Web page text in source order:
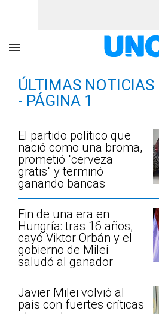
ÚLTIMAS NOTICIAS
- PÁGINA 1
El partido político que
nació como una broma,
prometió "cerveza
gratis" y terminó
ganando bancas
Fin de una era en
Hungría: tras 16 años,
cayó Viktor Orbán y el
gobierno de Milei
saludó al ganador
Javier Milei volvió al
país con fuertes críticas